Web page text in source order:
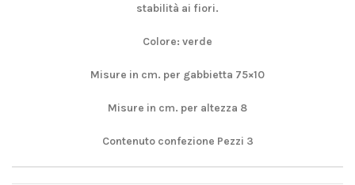
stabilità ai fiori.
Colore: verde
Misure in cm. per gabbietta 75×10
Misure in cm. per altezza 8
Contenuto confezione Pezzi 3